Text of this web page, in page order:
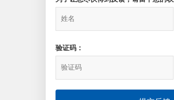
验证码：